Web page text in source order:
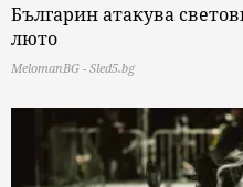
Българин атакува
люто
MelomanBG - Sled5.bg